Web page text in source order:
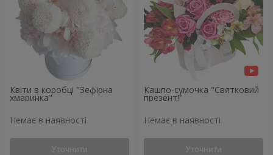
Квіти в коробці "Зефірна
хмаринка"
Немає в наявності
Уточнити
Кашпо-сумочка "Святковий
презент!"
Немає в наявності
Уточнити